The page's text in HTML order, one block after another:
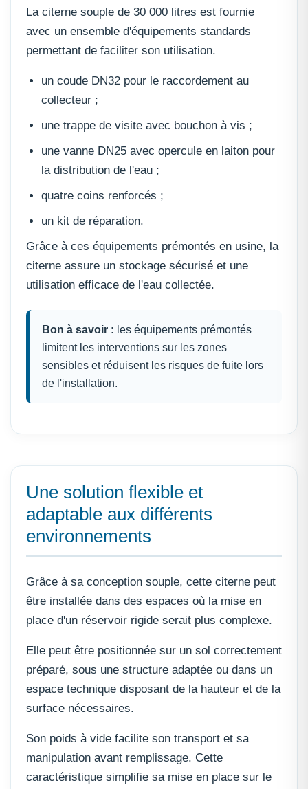
La citerne souple de 30 000 litres est fournie
avec un ensemble d'équipements standards
permettant de faciliter son utilisation.
un coude DN32 pour le raccordement au
collecteur ;
une trappe de visite avec bouchon à vis ;
une vanne DN25 avec opercule en laiton pour
la distribution de l'eau ;
quatre coins renforcés ;
un kit de réparation.
Grâce à ces équipements prémontés en usine, la
citerne assure un stockage sécurisé et une
utilisation efficace de l'eau collectée.
Bon à savoir : les équipements prémontés
limitent les interventions sur les zones
sensibles et réduisent les risques de fuite lors
de l'installation.
Une solution flexible et
adaptable aux différents
environnements
Grâce à sa conception souple, cette citerne peut
être installée dans des espaces où la mise en
place d'un réservoir rigide serait plus complexe.
Elle peut être positionnée sur un sol correctement
préparé, sous une structure adaptée ou dans un
espace technique disposant de la hauteur et de la
surface nécessaires.
Son poids à vide facilite son transport et sa
manipulation avant remplissage. Cette
caractéristique simplifie sa mise en place sur le